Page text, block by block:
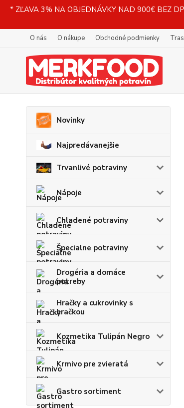
* ZĽAVA 3% NA OBJEDNÁVKY NAD 900€ BEZ
O nás O nákupe Obchodné podmienky
Novinky
Najpredávanejšie
Trvanlivé potraviny
Nápoje
Chladené potraviny
Špecialne potraviny
Drogéria a domáce
potreby
Hračky a cukrovinky s
hračkou
Kozmetika Tulipán Negro
Krmivo pre zvieratá
Gastro sortiment